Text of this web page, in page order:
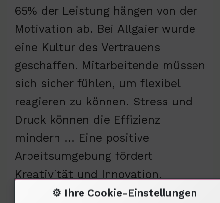
65% der Leistung hängen von der
Motivation ab. Bei Allgaier wurde
eine Kultur des Vertrauens
geschaffen. Mitarbeitende müssen
sich sicher fühlen, um flexibel
reagieren zu können. Stress und
Druck können die Effizienz
mindern … Eine positive
Arbeitsumgebung fördert
Kreativität und Innovation.
Unternehmen sollten daher in
⚙️ Ihre Cookie-Einstellungen